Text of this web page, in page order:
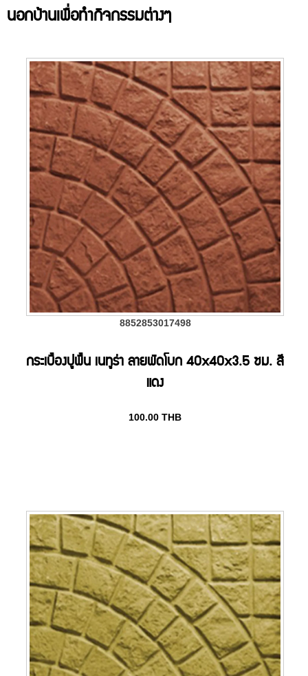
นอกบ้านเพื่อทำกิจกรรมต่างๆ
8852853017498
กระเบื้องปูพื้น เนทูร่า ลายพัดโบก 40x40x3.5 ซม. สี
แดง
100.00 THB